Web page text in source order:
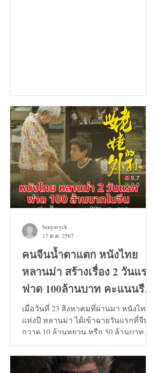
คนจีนน้ำตาแตก หนังไทย
หลานม่า สร้างเรื่อง 2 วันแรก
ฟาด 100ล้านบาท คะแนนรีวิว
9+
เมื่อวันที่ 23 สิงหาคมที่ผ่านมา หนังไทย
แห่งปี หลานม่า ได้เข้าฉายวันแรกที่จีน
กวาด 10 ล้านหยวน หรือ 50 ล้านบาท
และวันที่ 24 สิงหาคมทะลุ...
benyavyck
17 ต.ค. 2567